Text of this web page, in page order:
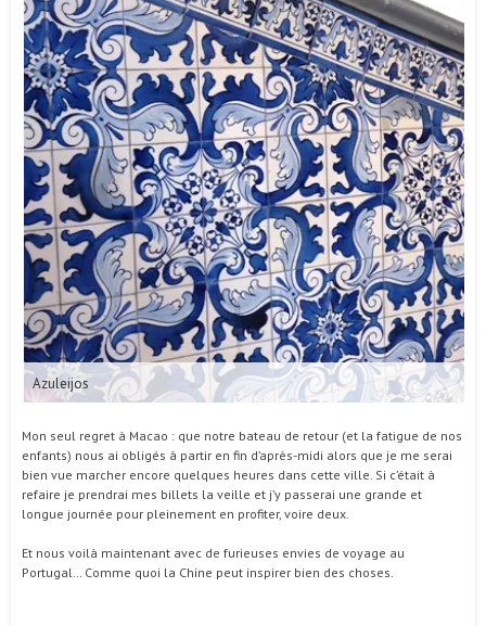
Azuleijos
Mon seul regret à Macao : que notre bateau de retour (et la fatigue de nos
enfants) nous ai obligés à partir en fin d’après-midi alors que je me serai
bien vue marcher encore quelques heures dans cette ville. Si c’était à
refaire je prendrai mes billets la veille et j’y passerai une grande et
longue journée pour pleinement en profiter, voire deux.
Et nous voilà maintenant avec de furieuses envies de voyage au
Portugal… Comme quoi la Chine peut inspirer bien des choses.